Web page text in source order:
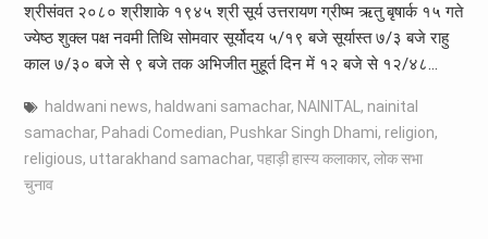
श्रीसंवत २०८० श्रीशाके १९४५ श्री सूर्य उत्तरायण ग्रीष्म ऋतु बृषार्क १५ गते
ज्येष्ठ शुक्ल पक्ष नवमी तिथि सोमवार सूर्योदय ५/१९ बजे सूर्यास्त ७/३ बजे राहु
काल ७/३० बजे से ९ बजे तक अभिजीत मुहूर्त दिन में १२ बजे से १२/४८…
haldwani news, haldwani samachar, NAINITAL , nainital
samachar, Pahadi Comedian, Pushkar Singh Dhami, religion,
religious, uttarakhand samachar, पहाड़ी हास्य कलाकार, लोक सभा
चुनाव